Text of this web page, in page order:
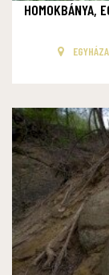
HOMOKBÁNYA,